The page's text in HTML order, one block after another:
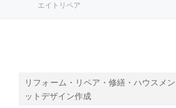
エイトリペア
リフォーム・リペア・修繕・ハウスメ
ットデザイン作成